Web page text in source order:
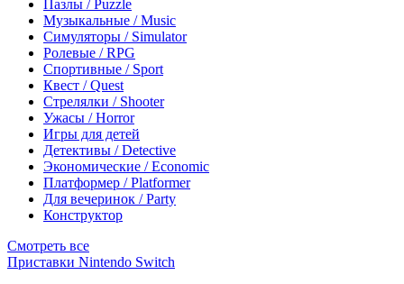
Пазлы / Puzzle
Музыкальные / Music
Симуляторы / Simulator
Ролевые / RPG
Спортивные / Sport
Квест / Quest
Стрелялки / Shooter
Ужасы / Horror
Игры для детей
Детективы / Detective
Экономические / Economic
Платформер / Platformer
Для вечеринок / Party
Конструктор
Смотреть все
Приставки Nintendo Switch